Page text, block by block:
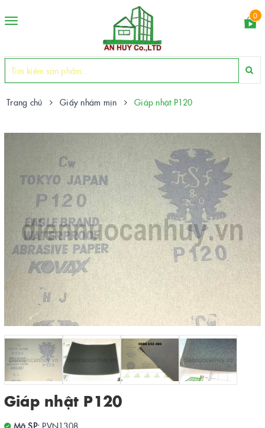
Toggle
0
Trang chủ Giấy nhám mịn Giáp nhật P120
Giáp nhật P120
Mã SP: PVN1308